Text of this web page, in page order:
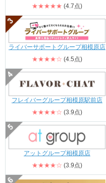
★★★★★ (4.7点)
ライバーサポートグループ相模原店
★★★★☆ (4.5点)
フレイバーグループ相模原駅前店
★★★★☆ (3.9点)
アットグループ相模原店
★★★★☆ (3.9点)